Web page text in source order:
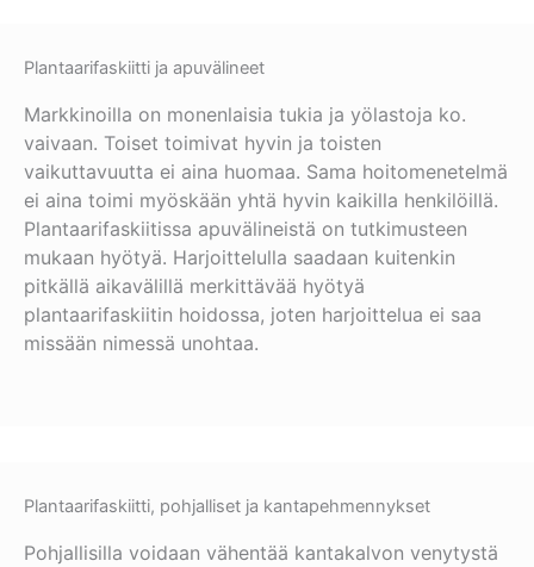
Plantaarifaskiitti ja apuvälineet
Markkinoilla on monenlaisia tukia ja yölastoja ko.
vaivaan. Toiset toimivat hyvin ja toisten
vaikuttavuutta ei aina huomaa. Sama hoitomenetelmä
ei aina toimi myöskään yhtä hyvin kaikilla henkilöillä.
Plantaarifaskiitissa apuvälineistä on tutkimusteen
mukaan hyötyä. Harjoittelulla saadaan kuitenkin
pitkällä aikavälillä merkittävää hyötyä
plantaarifaskiitin hoidossa, joten harjoittelua ei saa
missään nimessä unohtaa.
Plantaarifaskiitti, pohjalliset ja kantapehmennykset
Pohjallisilla voidaan vähentää kantakalvon venytystä